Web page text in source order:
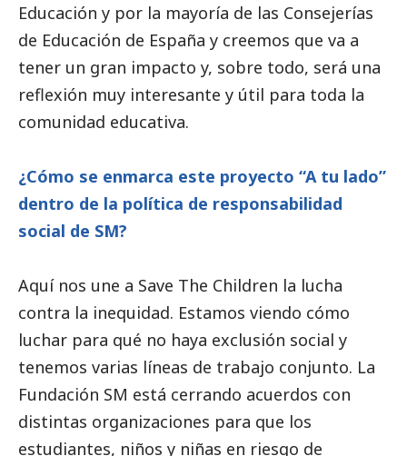
Educación y por la mayoría de las Consejerías
de Educación de España y creemos que va a
tener un gran impacto y, sobre todo, será una
reflexión muy interesante y útil para toda la
comunidad educativa.
¿Cómo se enmarca este proyecto “A tu lado”
dentro de la política de responsabilidad
social de SM?
Aquí nos une a Save The Children la lucha
contra la inequidad. Estamos viendo cómo
luchar para qué no haya exclusión social y
tenemos varias líneas de trabajo conjunto. La
Fundación SM está cerrando acuerdos con
distintas organizaciones para que los
estudiantes, niños y niñas en riesgo de